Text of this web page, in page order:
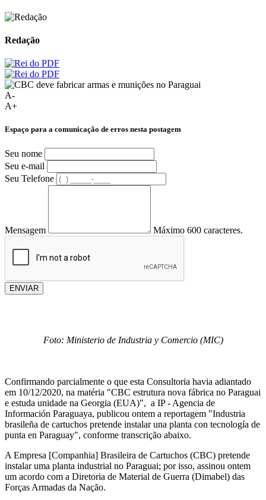
Redação
A-
A+
Espaço para a comunicação de erros nesta postagem
Seu nome
Seu e-mail
Seu Telefone
Mensagem Máximo 600 caracteres.
ENVIAR
Foto: Ministerio de Industria y Comercio (MIC)
Confirmando parcialmente o que esta Consultoria havia adiantado
em 10/12/2020, na matéria "CBC estrutura nova fábrica no Paraguai
e estuda unidade na Georgia (EUA)", a IP - Agencia de
Información Paraguaya, publicou ontem a reportagem "Industria
brasileña de cartuchos pretende instalar una planta con tecnología de
punta en Paraguay", conforme transcrição abaixo.
A Empresa [Companhia] Brasileira de Cartuchos (CBC) pretende
instalar uma planta industrial no Paraguai; por isso, assinou ontem
um acordo com a Diretoria de Material de Guerra (Dimabel) das
Forças Armadas da Nação.